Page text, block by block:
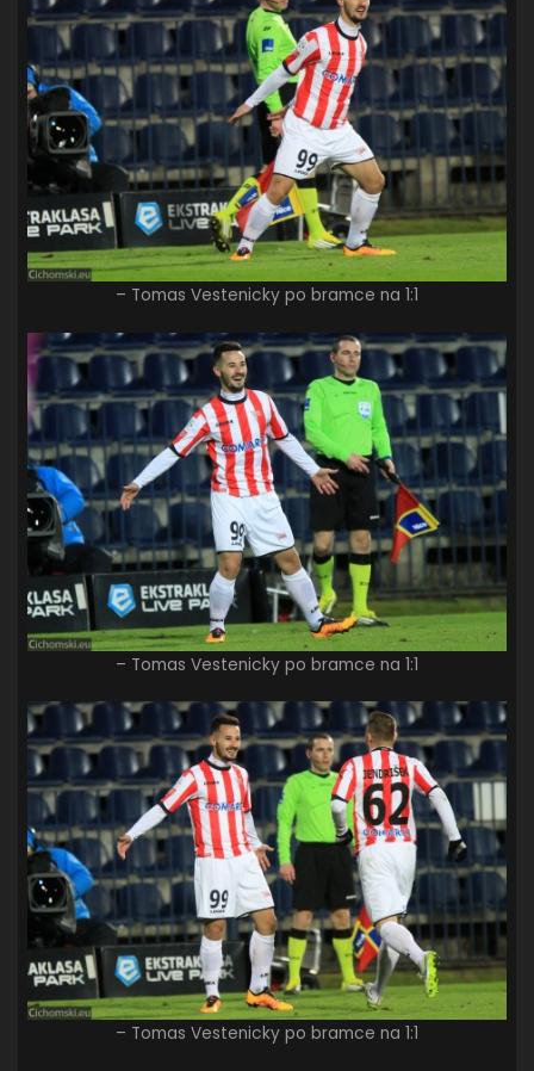
– Tomas Vestenicky po bramce na 1:1
– Tomas Vestenicky po bramce na 1:1
– Tomas Vestenicky po bramce na 1:1